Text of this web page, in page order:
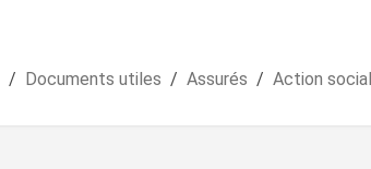
Documents utiles Assurés Action